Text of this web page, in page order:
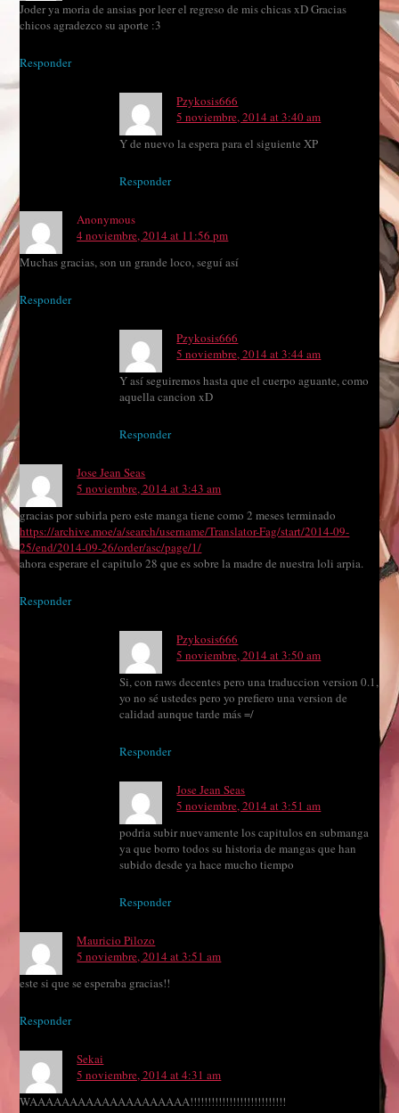
Joder ya moria de ansias por leer el regreso de mis chicas xD Gracias
chicos agradezco su aporte :3
Responder
Pzykosis666
5 noviembre, 2014 at 3:40 am
Y de nuevo la espera para el siguiente XP
Responder
Anonymous
4 noviembre, 2014 at 11:56 pm
Muchas gracias, son un grande loco, seguí así
Responder
Pzykosis666
5 noviembre, 2014 at 3:44 am
Y así seguiremos hasta que el cuerpo aguante, como
aquella cancion xD
Responder
Jose Jean Seas
5 noviembre, 2014 at 3:43 am
gracias por subirla pero este manga tiene como 2 meses terminado
https://archive.moe/a/search/username/Translator-Fag/start/2014-09-
25/end/2014-09-26/order/asc/page/1/
ahora esperare el capitulo 28 que es sobre la madre de nuestra loli arpia.
Responder
Pzykosis666
5 noviembre, 2014 at 3:50 am
Si, con raws decentes pero una traduccion version 0.1,
yo no sé ustedes pero yo prefiero una version de
calidad aunque tarde más =/
Responder
Jose Jean Seas
5 noviembre, 2014 at 3:51 am
podria subir nuevamente los capitulos en submanga
ya que borro todos su historia de mangas que han
subido desde ya hace mucho tiempo
Responder
Mauricio Pilozo
5 noviembre, 2014 at 3:51 am
este si que se esperaba gracias!!
Responder
Sekai
5 noviembre, 2014 at 4:31 am
WAAAAAAAAAAAAAAAAAAAA!!!!!!!!!!!!!!!!!!!!!!!!!!!